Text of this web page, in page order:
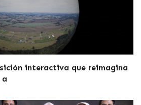
interactiva que reimagina
a